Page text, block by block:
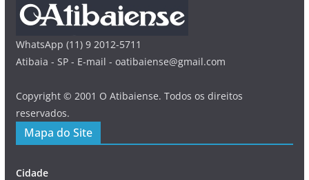
WhatsApp (11) 9 2012-5711
Atibaia - SP - E-mail - oatibaiense@gmail.com
Copyright © 2001 O Atibaiense. Todos os direitos
reservados.
Mapa do Site
Cidade